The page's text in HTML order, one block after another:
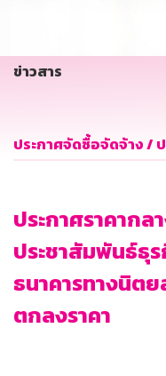
ข่าวสาร
ประกาศจัดซื้อจัดจ้าง /
ประกาศราคาก
ประชาสัมพันธ์ธุ
ธนาคารทางนิต
ตกลงราคา